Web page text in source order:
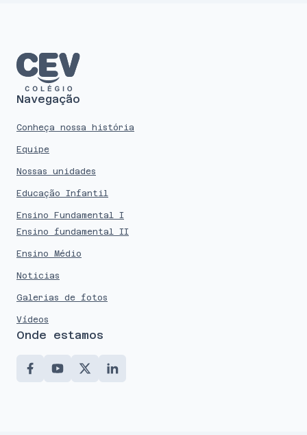
Navegação
Conheça nossa história
Equipe
Nossas unidades
Educação Infantil
Ensino Fundamental I
Ensino fundamental II
Ensino Médio
Noticias
Galerias de fotos
Vídeos
Onde estamos